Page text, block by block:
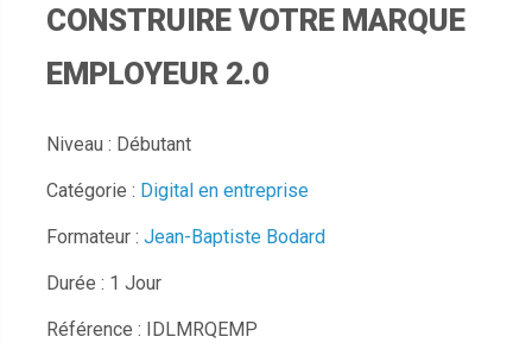
CONSTRUIRE VOTRE MARQUE
EMPLOYEUR 2.0
Niveau : Débutant
Catégorie : Digital en entreprise
Formateur : Jean-Baptiste Bodard
Durée : 1 Jour
Référence : IDLMRQEMP